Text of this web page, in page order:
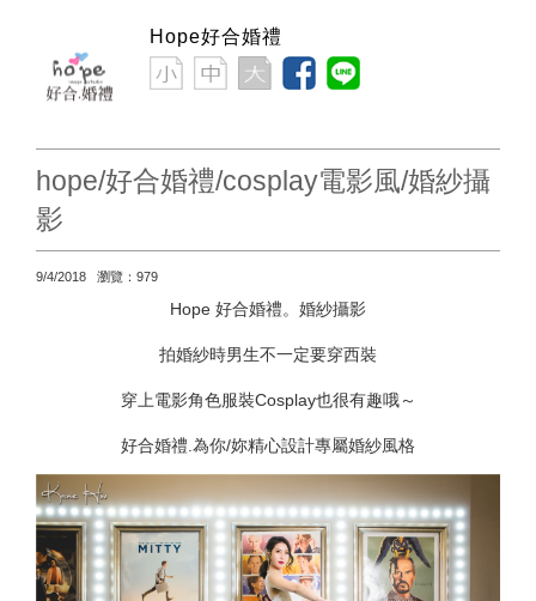
Hope好合婚禮
hope/好合婚禮/cosplay電影風/婚紗攝
影
9/4/2018 瀏覽：979
Hope 好合婚禮。婚紗攝影
拍婚紗時男生不一定要穿西裝
穿上電影角色服裝Cosplay也很有趣哦～
好合婚禮.為你/妳精心設計專屬婚紗風格